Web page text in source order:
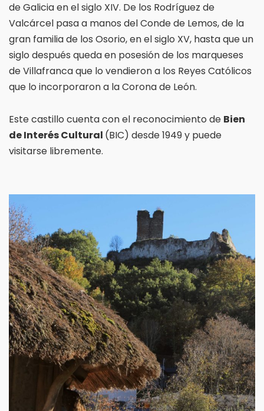
de Galicia en el siglo XIV. De los Rodríguez de
Valcárcel pasa a manos del Conde de Lemos, de la
gran familia de los Osorio, en el siglo XV, hasta que un
siglo después queda en posesión de los marqueses
de Villafranca que lo vendieron a los Reyes Católicos
que lo incorporaron a la Corona de León.
Este castillo cuenta con el reconocimiento de Bien
de Interés Cultural (BIC) desde 1949 y puede
visitarse libremente.